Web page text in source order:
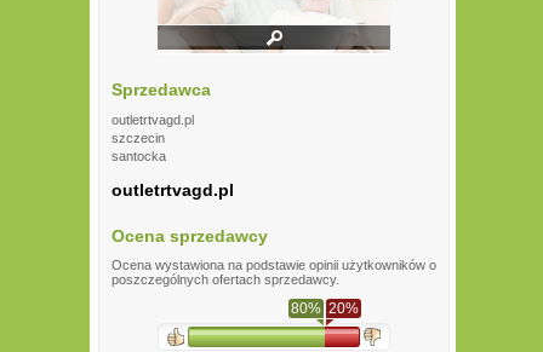
Sprzedawca
outletrtvagd.pl
szczecin
santocka
outletrtvagd.pl
Ocena sprzedawcy
Ocena wystawiona na podstawie opinii użytkowników o
poszczególnych ofertach sprzedawcy.
80% 20%